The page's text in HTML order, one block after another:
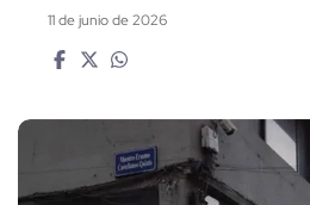
11 de junio de 2026